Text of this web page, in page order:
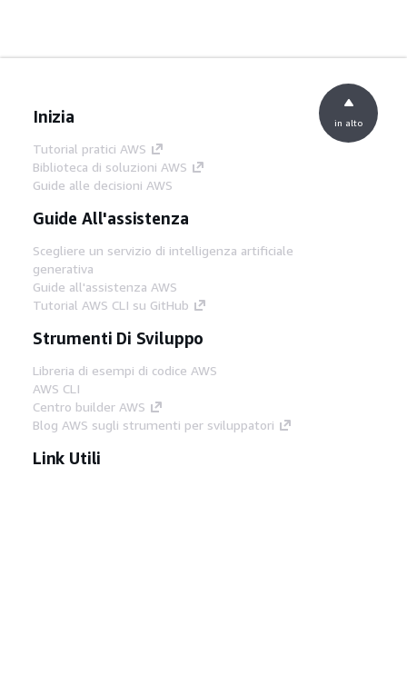
Inizia
Tutorial pratici AWS
Biblioteca di soluzioni AWS
Guide alle decisioni AWS
Guide All'assistenza
Scegliere un servizio di intelligenza artificiale
generativa
Guide all'assistenza AWS
Tutorial AWS CLI su GitHub
Strumenti Di Sviluppo
Libreria di esempi di codice AWS
AWS CLI
Centro builder AWS
Blog AWS sugli strumenti per sviluppatori
Link Utili
in alto